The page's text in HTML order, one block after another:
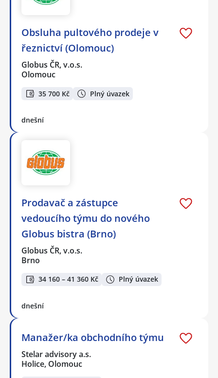
Obsluha pultového prodeje v
řeznictví (Olomouc)
Globus ČR, v.o.s.
Olomouc
35 700 Kč Plný úvazek
dnešní
Prodavač a zástupce
vedoucího týmu do nového
Globus bistra (Brno)
Globus ČR, v.o.s.
Brno
34 160 – 41 360 Kč Plný úvazek
dnešní
Manažer/ka obchodního týmu
Stelar advisory a.s.
Holice, Olomouc